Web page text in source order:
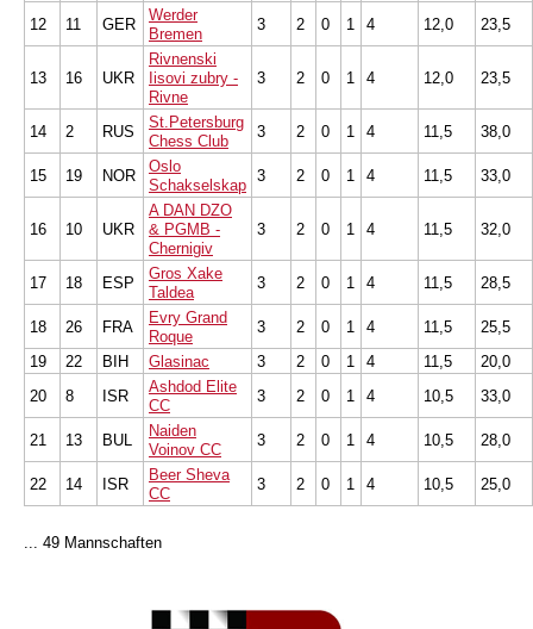
12 11 GER
Werder
Bremen
3 2 0 1 4 12,0 23,5
13 16 UKR
Rivnenski
Iisovi zubry -
Rivne
3 2 0 1 4 12,0 23,5
14 2 RUS
St.Petersburg
Chess Club
3 2 0 1 4 11,5 38,0
15 19 NOR
Oslo
Schakselskap
3 2 0 1 4 11,5 33,0
16 10 UKR
A DAN DZO
& PGMB -
Chernigiv
3 2 0 1 4 11,5 32,0
17 18 ESP
Gros Xake
Taldea
3 2 0 1 4 11,5 28,5
18 26 FRA
Evry Grand
Roque
3 2 0 1 4 11,5
25,5
19
22 BIH Glasinac 3 2 0 1 4 11,5
20,0
20
8 ISR
Ashdod Elite
CC
3 2 0 1 4 10,5 33,0
21 13 BUL
Naiden
Voinov CC
3 2 0 1 4 10,5 28,0
22 14 ISR
Beer Sheva
CC
3 2 0 1 4 10,5 25,0
... 49 Mannschaften